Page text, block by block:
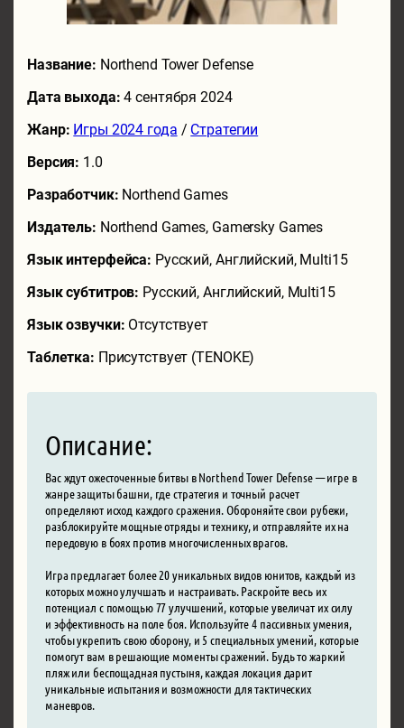
Название: Northend Tower Defense
Дата выхода:4 сентября 2024
Жанр: Игры 2024 года / Стратегии
Версия: 1.0
Разработчик: Northend Games
Издатель: Northend Games, Gamersky Games
Язык интерфейса: Русский, Английский, Multi15
Язык субтитров: Русский, Английский, Multi15
Язык озвучки: Отсутствует
Таблетка: Присутствует (TENOKE)
Описание:
Вас ждут ожесточенные битвы в Northend Tower Defense — игре в
жанре защиты башни, где стратегия и точный расчет
определяют исход каждого сражения. Обороняйте свои рубежи,
разблокируйте мощные отряды и технику, и отправляйте их на
передовую в боях против многочисленных врагов.
Игра предлагает более 20 уникальных видов юнитов, каждый из
которых можно улучшать и настраивать. Раскройте весь их
потенциал с помощью 77 улучшений, которые увеличат их силу
и эффективность на поле боя. Используйте 4 пассивных умения,
чтобы укрепить свою оборону, и 5 специальных умений, которые
помогут вам в решающие моменты сражений. Будь то жаркий
пляж или беспощадная пустыня, каждая локация дарит
уникальные испытания и возможности для тактических
маневров.